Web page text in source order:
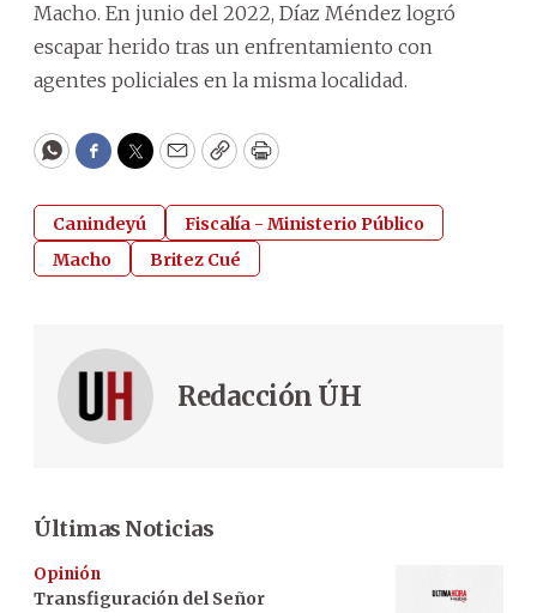
Macho. En junio del 2022, Díaz Méndez logró
escapar herido tras un enfrentamiento con
agentes policiales en la misma localidad.
WhatsApp
Facebook
Twitter
EmailCopyPrint
Canindeyú
Fiscalía - Ministerio Público
Macho
Britez Cué
Redacción ÚH
Últimas Noticias
Opinión
Transfiguración del Señor